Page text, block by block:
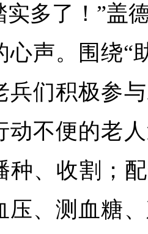
实多了！”盖
心声。围绕“
兵们积极参
动不便的老
种、收割；
压、测血糖